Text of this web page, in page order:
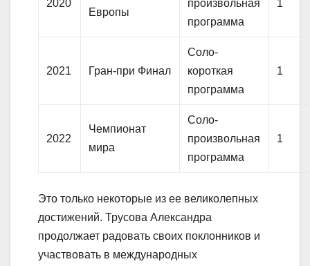
2020
Европы
произвольная
программа
1
2021 Гран-при Финал
Соло-
короткая
программа
1
2022
Чемпионат
мира
Соло-
произвольная
программа
1
Это только некоторые из ее великолепных
достижений. Трусова Александра
продолжает радовать своих поклонников и
участвовать в международных